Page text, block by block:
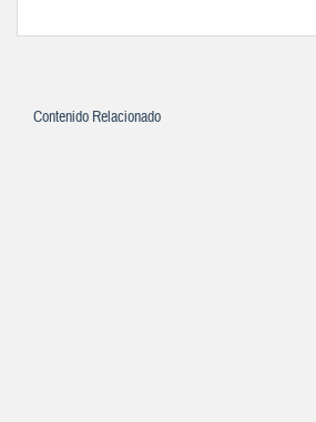
Contenido Relacionado